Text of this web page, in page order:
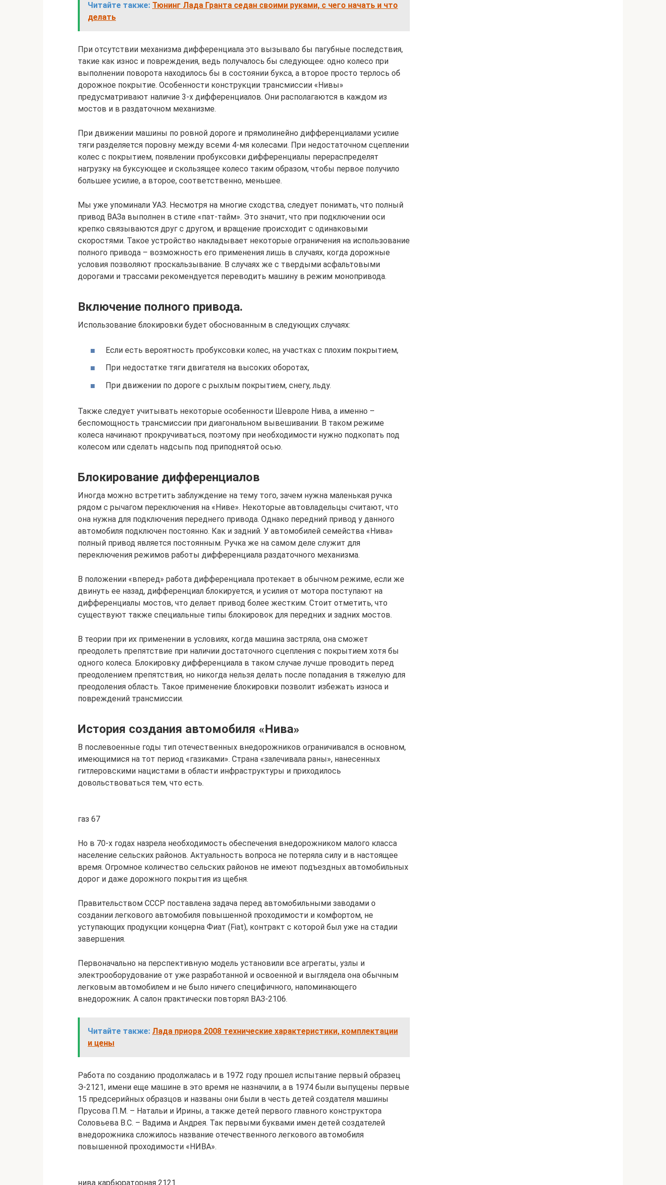
Читайте также: Тюнинг Лада Гранта седан своими руками, с чего начать и что
делать
При отсутствии механизма дифференциала это вызывало бы пагубные последствия,
такие как износ и повреждения, ведь получалось бы следующее: одно колесо при
выполнении поворота находилось бы в состоянии букса, а второе просто терлось об
дорожное покрытие. Особенности конструкции трансмиссии «Нивы»
предусматривают наличие 3-х дифференциалов. Они располагаются в каждом из
мостов и в раздаточном механизме.
При движении машины по ровной дороге и прямолинейно дифференциалами усилие
тяги разделяется поровну между всеми 4-мя колесами. При недостаточном сцеплении
колес с покрытием, появлении пробуксовки дифференциалы перераспределят
нагрузку на буксующее и скользящее колесо таким образом, чтобы первое получило
большее усилие, а второе, соответственно, меньшее.
Мы уже упоминали УАЗ. Несмотря на многие сходства, следует понимать, что полный
привод ВАЗа выполнен в стиле «пат-тайм». Это значит, что при подключении оси
крепко связываются друг с другом, и вращение происходит с одинаковыми
скоростями. Такое устройство накладывает некоторые ограничения на использование
полного привода – возможность его применения лишь в случаях, когда дорожные
условия позволяют проскальзывание. В случаях же с твердыми асфальтовыми
дорогами и трассами рекомендуется переводить машину в режим монопривода.
Включение полного привода.
Использование блокировки будет обоснованным в следующих случаях:
Если есть вероятность пробуксовки колес, на участках с плохим покрытием,
При недостатке тяги двигателя на высоких оборотах,
При движении по дороге с рыхлым покрытием, снегу, льду.
Также следует учитывать некоторые особенности Шевроле Нива, а именно –
беспомощность трансмиссии при диагональном вывешивании. В таком режиме
колеса начинают прокручиваться, поэтому при необходимости нужно подкопать под
колесом или сделать надсыпь под приподнятой осью.
Блокирование дифференциалов
Иногда можно встретить заблуждение на тему того, зачем нужна маленькая ручка
рядом с рычагом переключения на «Ниве». Некоторые автовладельцы считают, что
она нужна для подключения переднего привода. Однако передний привод у данного
автомобиля подключен постоянно. Как и задний. У автомобилей семейства «Нива»
полный привод является постоянным. Ручка же на самом деле служит для
переключения режимов работы дифференциала раздаточного механизма.
В положении «вперед» работа дифференциала протекает в обычном режиме, если же
двинуть ее назад, дифференциал блокируется, и усилия от мотора поступают на
дифференциалы мостов, что делает привод более жестким. Стоит отметить, что
существуют также специальные типы блокировок для передних и задних мостов.
В теории при их применении в условиях, когда машина застряла, она сможет
преодолеть препятствие при наличии достаточного сцепления с покрытием хотя бы
одного колеса. Блокировку дифференциала в таком случае лучше проводить перед
преодолением препятствия, но никогда нельзя делать после попадания в тяжелую для
преодоления область. Такое применение блокировки позволит избежать износа и
повреждений трансмиссии.
История создания автомобиля «Нива»
В послевоенные годы тип отечественных внедорожников ограничивался в основном,
имеющимися на тот период «газиками». Страна «залечивала раны», нанесенных
гитлеровскими нацистами в области инфраструктуры и приходилось
довольствоваться тем, что есть.
газ 67
Но в 70-х годах назрела необходимость обеспечения внедорожником малого класса
население сельских районов. Актуальность вопроса не потеряла силу и в настоящее
время. Огромное количество сельских районов не имеют подъездных автомобильных
дорог и даже дорожного покрытия из щебня.
Правительством СССР поставлена задача перед автомобильными заводами о
создании легкового автомобиля повышенной проходимости и комфортом, не
уступающих продукции концерна Фиат (Fiat), контракт с которой был уже на стадии
завершения.
Первоначально на перспективную модель установили все агрегаты, узлы и
электрооборудование от уже разработанной и освоенной и выглядела она обычным
легковым автомобилем и не было ничего специфичного, напоминающего
внедорожник. А салон практически повторял ВАЗ-2106.
Читайте также: Лада приора 2008 технические характеристики, комплектации
и цены
Работа по созданию продолжалась и в 1972 году прошел испытание первый образец
Э-2121, имени еще машине в это время не назначили, а в 1974 были выпущены первые
15 предсерийных образцов и названы они были в честь детей создателя машины
Прусова П.М. – Натальи и Ирины, а также детей первого главного конструктора
Соловьева В.С. – Вадима и Андрея. Так первыми буквами имен детей создателей
внедорожника сложилось название отечественного легкового автомобиля
повышенной проходимости «НИВА».
нива карбюраторная 2121